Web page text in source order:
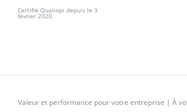
Certifié Qualiopi depuis le 3
février 2020
Valeur et performance pour votre entreprise | À